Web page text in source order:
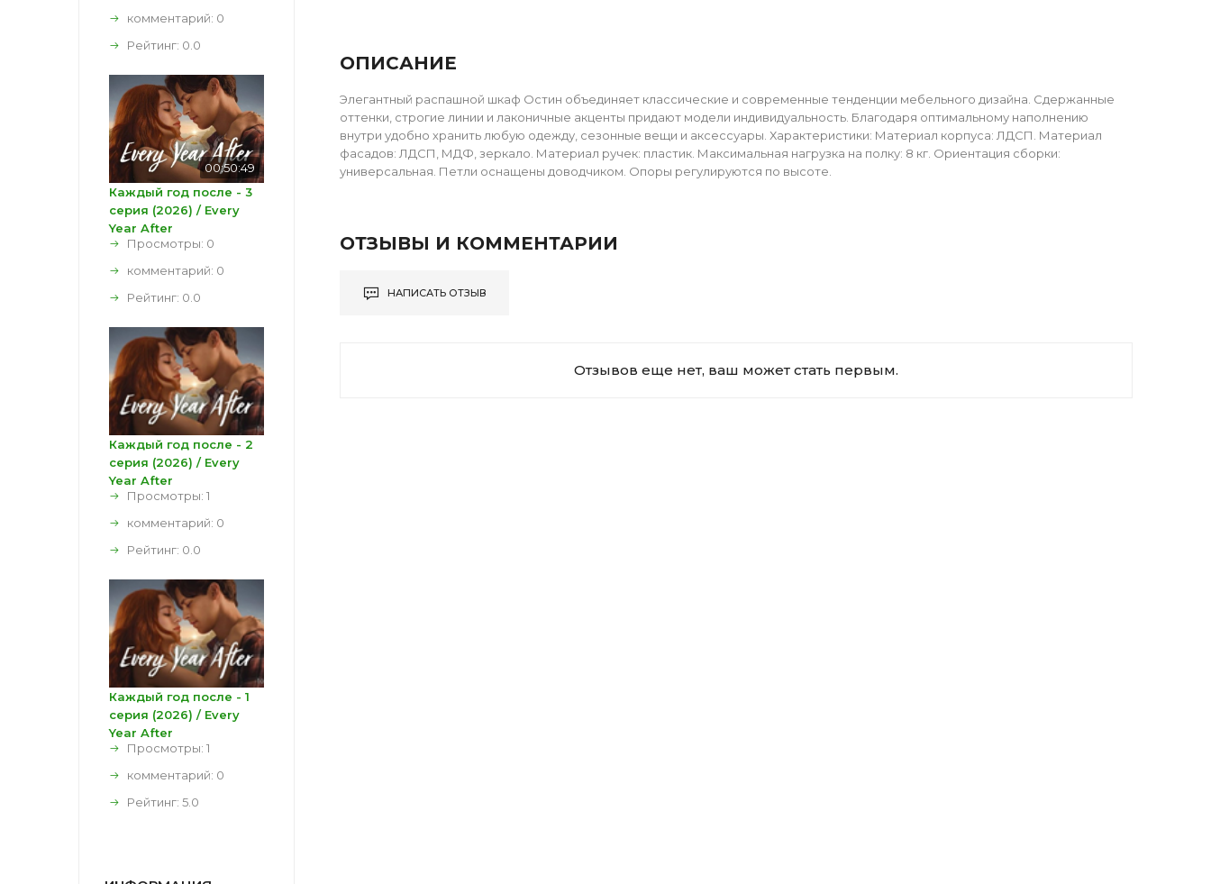
ОПИСАНИЕ
Элегантный распашной шкаф Остин объединяет классические и современные тенденции мебельного дизайна. Сдержанные
оттенки, строгие линии и лаконичные акценты придают модели индивидуальность. Благодаря оптимальному наполнению
внутри удобно хранить любую одежду, сезонные вещи и аксессуары. Характеристики: Материал корпуса: ЛДСП. Материал
фасадов: ЛДСП, МДФ, зеркало. Материал ручек: пластик. Максимальная нагрузка на полку: 8 кг. Ориентация сборки:
универсальная. Петли оснащены доводчиком. Опоры регулируются по высоте.
ОТЗЫВЫ И КОММЕНТАРИИ
НАПИСАТЬ ОТЗЫВ
Отзывов еще нет, ваш может стать первым.
комментарий: 0
Рейтинг: 0.0
00:50:49
Каждый год после - 3
серия (2026) / Every
Year After
Просмотры: 0
комментарий: 0
Рейтинг: 0.0
Каждый год после - 2
серия (2026) / Every
Year After
Просмотры: 1
комментарий: 0
Рейтинг: 0.0
Каждый год после - 1
серия (2026) / Every
Year After
Просмотры: 1
комментарий: 0
Рейтинг: 5.0